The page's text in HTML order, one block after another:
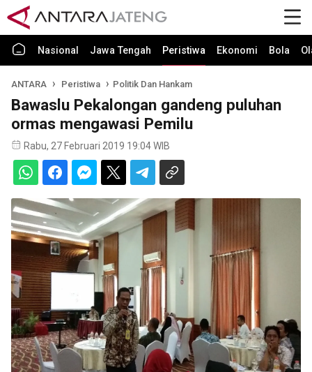
Nasional Jawa Tengah Peristiwa Ekonomi Bola
ANTARA Peristiwa Politik Dan Hankam
Bawaslu Pekalongan gandeng puluhan
ormas mengawasi Pemilu
Rabu, 27 Februari 2019 19:04 WIB